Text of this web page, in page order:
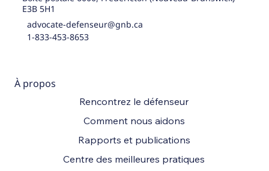
E3B 5H1
advocate-defenseur@gnb.ca
1-833-453-8653
À propos
Rencontrez le défenseur
Comment nous aidons
Rapports et publications
Centre des meilleures pratiques